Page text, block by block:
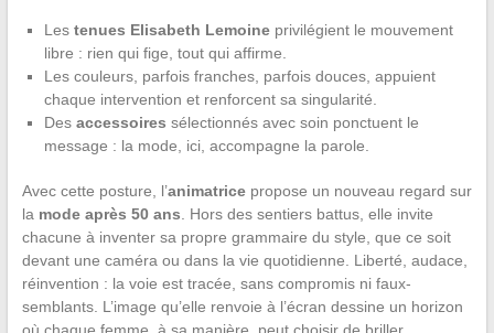
Les tenues Elisabeth Lemoineprivilégient le mouvement
libre : rien qui fige, tout qui affirme.
Les couleurs, parfois franches, parfois douces, appuient
chaque intervention et renforcent sa singularité.
Des accessoires sélectionnés avec soin ponctuent le
message : la mode, ici, accompagne la parole.
Avec cette posture, l’animatricepropose un nouveau regard sur
la mode après 50 ans . Hors des sentiers battus, elle invite
chacune à inventer sa propre grammaire du style, que ce soit
devant une caméra ou dans la vie quotidienne. Liberté, audace,
réinvention : la voie est tracée, sans compromis ni faux-
semblants. L’image qu’elle renvoie à l’écran dessine un horizon